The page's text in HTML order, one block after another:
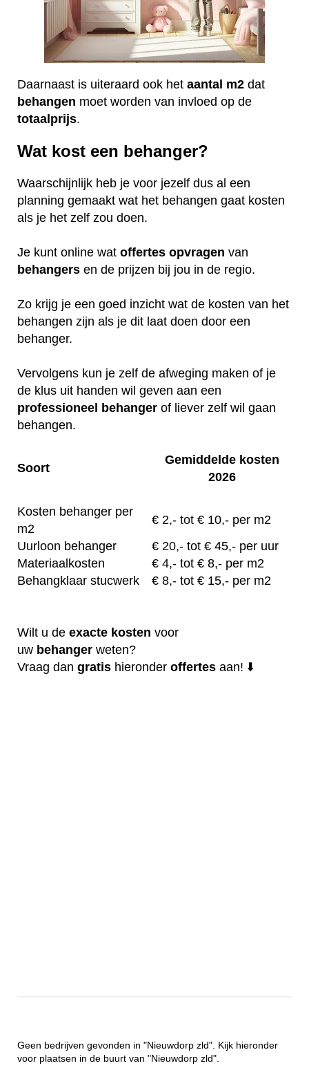
Daarnaast is uiteraard ook het aantal m2 dat
behangen moet worden van invloed op de
totaalprijs.
Wat kost een behanger?
Waarschijnlijk heb je voor jezelf dus al een
planning gemaakt wat het behangen gaat kosten
als je het zelf zou doen.
Je kunt online wat offertes opvragen van
behangers en de prijzen bij jou in de regio.
Zo krijg je een goed inzicht wat de kosten van het
behangen zijn als je dit laat doen door een
behanger.
Vervolgens kun je zelf de afweging maken of je
de klus uit handen wil geven aan een
professioneel behanger of liever zelf wil gaan
behangen.
Soort
Gemiddelde kosten
2026
Kosten behanger per
m2
€ 2,- tot € 10,- per m2
Uurloon behanger
€ 20,- tot € 45,- per uur
Materiaalkosten
€ 4,- tot € 8,- per m2
Behangklaar stucwerk
€ 8,- tot € 15,- per m2
Wilt u de exacte kosten voor
uw behanger weten?
Vraag dan gratis hieronder offertes aan! ⬇️
Geen bedrijven gevonden in "Nieuwdorp zld". Kijk hieronder
voor plaatsen in de buurt van "Nieuwdorp zld".